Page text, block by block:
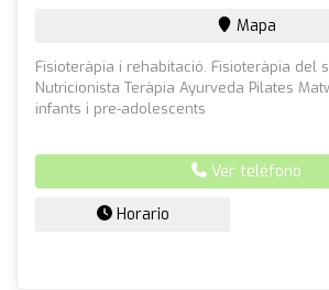
Mapa
Fisioteràpia i rehabitació. Fisioteràpia del
Nutricionista Teràpia Ayurveda Pilates
infants i pre-adolescents
Ver teléfono
Horario